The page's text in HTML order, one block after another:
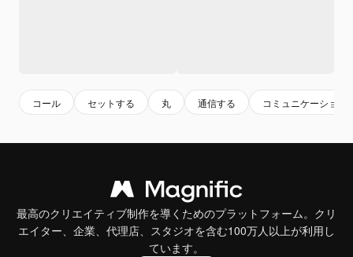
コール セットする 丸 通信する コミュニケーション
最高のクリエイティブ制作を導くためのプラットフォーム。クリ
エイター、企業、代理店、スタジオを含む100万人以上が利用し
ています。